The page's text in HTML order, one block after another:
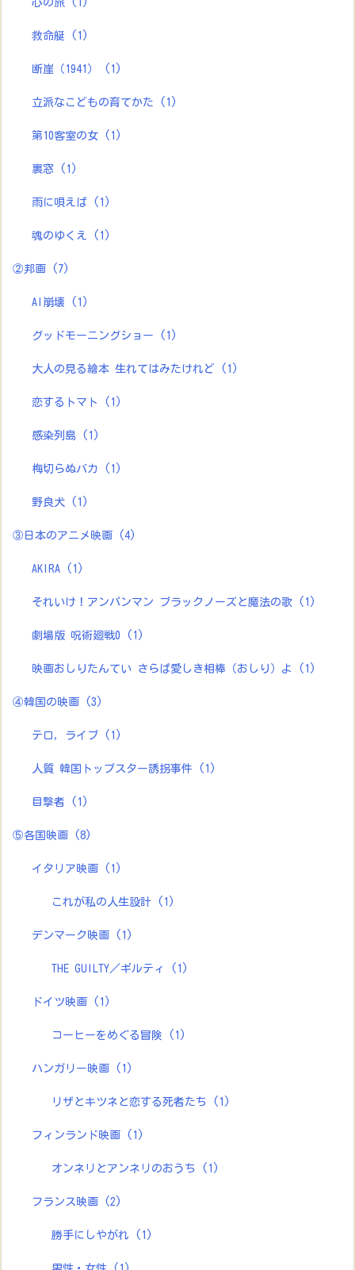
救命艇 (1)
断崖（1941） (1)
立派なこどもの育てかた (1)
第10客室の女 (1)
裏窓 (1)
雨に唄えば (1)
魂のゆくえ (1)
②邦画 (7)
AI崩壊 (1)
グッドモーニングショー (1)
大人の見る繪本 生れてはみたけれど (1)
恋するトマト (1)
感染列島 (1)
梅切らぬバカ (1)
野良犬 (1)
③日本のアニメ映画 (4)
AKIRA (1)
それいけ！アンパンマン ブラックノーズと魔法の歌 (1)
劇場版 呪術廻戦0 (1)
映画おしりたんてい さらば愛しき相棒（おしり）よ (1)
④韓国の映画 (3)
テロ，ライブ (1)
人質 韓国トップスター誘拐事件 (1)
目撃者 (1)
⑤各国映画 (8)
イタリア映画 (1)
これが私の人生設計 (1)
デンマーク映画 (1)
THE GUILTY／ギルティ (1)
ドイツ映画 (1)
コーヒーをめぐる冒険 (1)
ハンガリー映画 (1)
リザとキツネと恋する死者たち (1)
フィンランド映画 (1)
オンネリとアンネリのおうち (1)
フランス映画 (2)
勝手にしやがれ (1)